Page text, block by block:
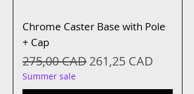
Chrome Caster Base with Pole
+ Cap
Precio
275,00 CADPrecio de oferta
261,25 CAD
Summer sale